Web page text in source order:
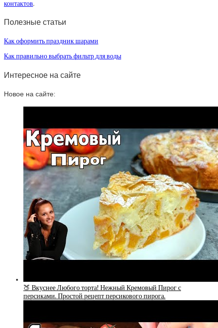
контактов.
Полезные статьи
Как оформить праздник шарами
Как правильно выбрать фильтр для воды
Интересное на сайте
Новое на сайте:
🍑 Вкуснее Любого торта! Нежный Кремовый Пирог с
персиками. Простой рецепт персикового пирога.